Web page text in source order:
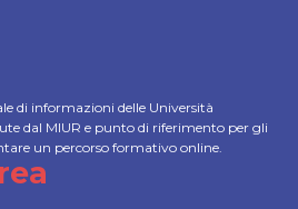
di informazioni delle Università
dal MIUR e punto di riferimento per gli
un percorso formativo online.